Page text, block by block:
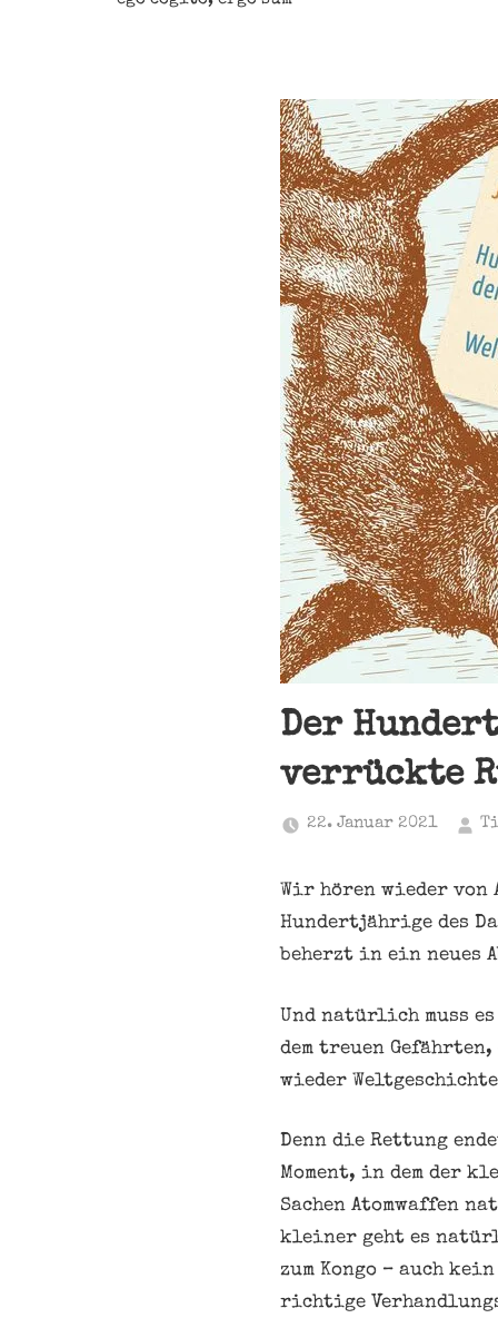
Der
verrückte
22. Januar 2021
Wir hören wieder von
Hundertjährige des
beherzt in ein neues
Und natürlich muss
dem treuen
wieder
Denn die Rettung
Moment, in dem der
Sachen Atomwaffen
kleiner geht es
zum Kongo – auch
richtige